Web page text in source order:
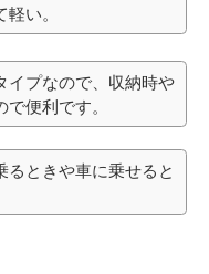
い。
イプなので、収納時や
便利です。
るときや車に乗せると